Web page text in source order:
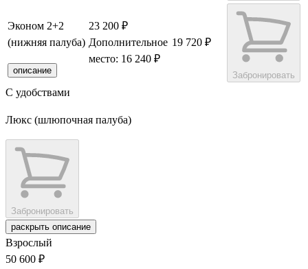
Эконом 2+2
(нижняя палуба)
описание
23 200 ₽
Дополнительное
место: 16 240 ₽
19 720 ₽
Забронировать
С удобствами
Люкс (шлюпочная палуба)
Забронировать
раскрыть описание
Взрослый
50 600 ₽